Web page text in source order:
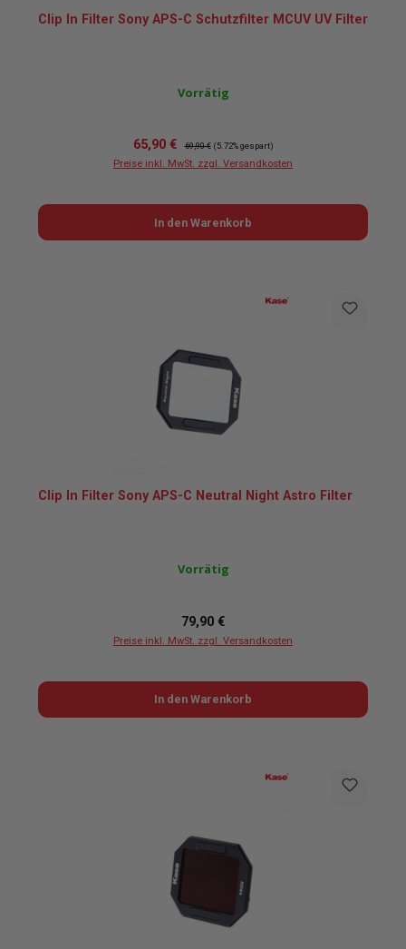
Clip In Filter Sony APS-C Schutzfilter MCUV UV Filter
Vorrätig
Verkaufspreis:
65,90 € Regulärer Preis:
69,90 € (5.72% gespart)
Preise inkl. MwSt. zzgl. Versandkosten
In den Warenkorb
Clip In Filter Sony APS-C Neutral Night Astro Filter
Vorrätig
Regulärer Preis:
79,90 €
Preise inkl. MwSt. zzgl. Versandkosten
In den Warenkorb